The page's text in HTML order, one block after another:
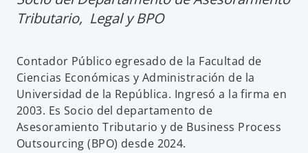
Tributario, Legal y BPO
Contador Público egresado de la Facultad de
Ciencias Económicas y Administración de la
Universidad de la República. Ingresó a la firma en
2003. Es Socio del departamento de
Asesoramiento Tributario y de Business Process
Outsourcing (BPO) desde 2024.